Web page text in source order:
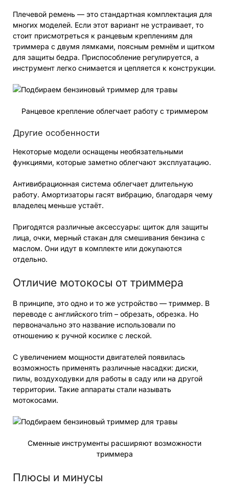
Плечевой ремень — это стандартная комплектация для
многих моделей. Если этот вариант не устраивает, то
стоит присмотреться к ранцевым креплениям для
триммера с двумя лямками, поясным ремнём и щитком
для защиты бедра. Приспособление регулируется, а
инструмент легко снимается и цепляется к конструкции.
Ранцевое крепление облегчает работу с триммером
Другие особенности
Некоторые модели оснащены необязательными
функциями, которые заметно облегчают эксплуатацию.
Антивибрационная система облегчает длительную
работу. Амортизаторы гасят вибрацию, благодаря чему
владелец меньше устаёт.
Пригодятся различные аксессуары: щиток для защиты
лица, очки, мерный стакан для смешивания бензина с
маслом. Они идут в комплекте или докупаются
отдельно.
Отличие мотокосы от триммера
В принципе, это одно и то же устройство — триммер. В
переводе с английского trim – обрезать, обрезка. Но
первоначально это название использовали по
отношению к ручной косилке с леской.
С увеличением мощности двигателей появилась
возможность применять различные насадки: диски,
пилы, воздуходувки для работы в саду или на другой
территории. Такие аппараты стали называть
мотокосами.
Сменные инструменты расширяют возможности
триммера
Плюсы и минусы